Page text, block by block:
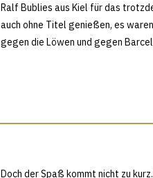
Ralf Bublies aus Kiel für das
auch ohne Titel genießen, es
gegen die Löwen und gegen
Doch der Spaß kommt nicht zu